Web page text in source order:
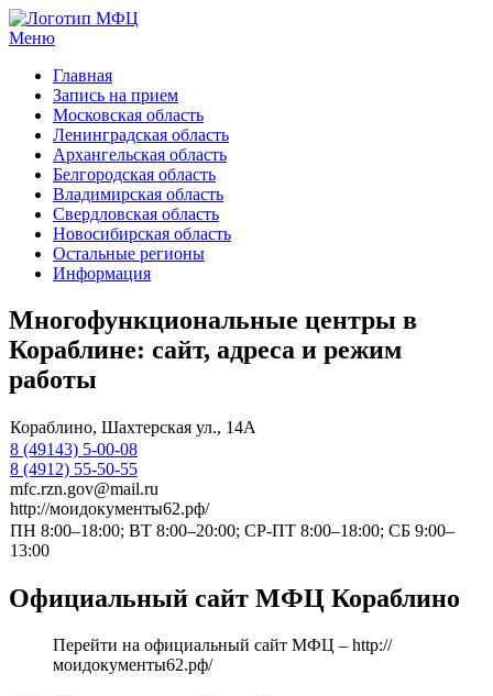
Меню
Главная
Запись на прием
Московская область
Ленинградская область
Архангельская область
Белгородская область
Владимирская область
Свердловская область
Новосибирская область
Остальные регионы
Информация
Многофункциональные центры в
Кораблине: сайт, адреса и режим
работы
Кораблино, Шахтерская ул., 14А
8 (49143) 5-00-08
8 (4912) 55-50-55
mfc.rzn.gov@mail.ru
http://моидокументы62.рф/
ПН 8:00–18:00; ВТ 8:00–20:00; СР-ПТ 8:00–18:00; СБ 9:00–
13:00
Официальный сайт МФЦ Кораблино
Перейти на официальный сайт МФЦ – http://
моидокументы62.рф/